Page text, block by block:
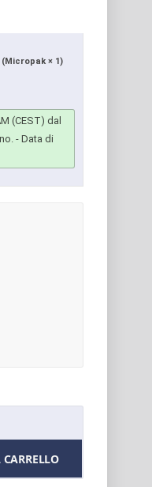
(Micropak × 1)
(CEST) dal
- Data di